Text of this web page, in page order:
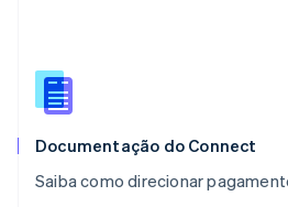
Documentação do Connect
Saiba como direcionar
RAE de Hong Kong, China
English
Reino Unido
English
English